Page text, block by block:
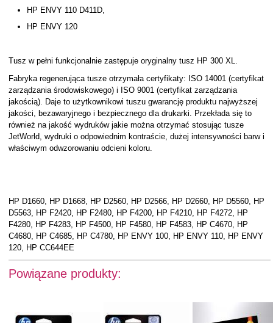
HP ENVY 110 D411D,
HP ENVY 120
Tusz w pełni funkcjonalnie zastępuje oryginalny tusz HP 300 XL.
Fabryka regenerująca tusze otrzymała certyfikaty: ISO 14001 (certyfikat
zarządzania środowiskowego) i ISO 9001 (certyfikat zarządzania
jakością). Daje to użytkownikowi tuszu gwarancję produktu najwyższej
jakości, bezawaryjnego i bezpiecznego dla drukarki. Przekłada się to
również na jakość wydruków jakie można otrzymać stosując tusze
JetWorld, wydruki o odpowiednim kontraście, dużej intensywności barw i
właściwym odwzorowaniu odcieni koloru.
HP D1660, HP D1668, HP D2560, HP D2566, HP D2660, HP D5560, HP
D5563, HP F2420, HP F2480, HP F4200, HP F4210, HP F4272, HP
F4280, HP F4283, HP F4500, HP F4580, HP F4583, HP C4670, HP
C4680, HP C4685, HP C4780, HP ENVY 100, HP ENVY 110, HP ENVY
120, HP CC644EE
Powiązane produkty: